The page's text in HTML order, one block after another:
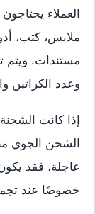
العملاء
ملابس، كتب،
مستندات.
وعدد الكراتين
إذا كانت
الشحن الجوي
عاجلة، فقد
خصوصًا عند